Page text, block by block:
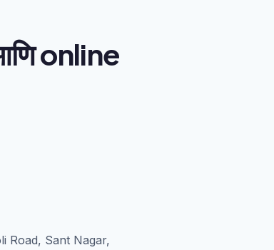
online
Road, Sant Nagar,